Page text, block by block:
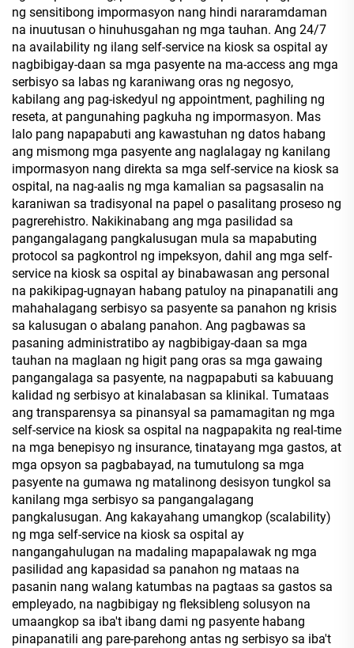
ng sensitibong impormasyon nang hindi nararamdaman
na inuutusan o hinuhusgahan ng mga tauhan. Ang 24/7
na availability ng ilang self-service na kiosk sa ospital ay
nagbibigay-daan sa mga pasyente na ma-access ang mga
serbisyo sa labas ng karaniwang oras ng negosyo,
kabilang ang pag-iskedyul ng appointment, paghiling ng
reseta, at pangunahing pagkuha ng impormasyon. Mas
lalo pang napapabuti ang kawastuhan ng datos habang
ang mismong mga pasyente ang naglalagay ng kanilang
impormasyon nang direkta sa mga self-service na kiosk sa
ospital, na nag-aalis ng mga kamalian sa pagsasalin na
karaniwan sa tradisyonal na papel o pasalitang proseso ng
pagrerehistro. Nakikinabang ang mga pasilidad sa
pangangalagang pangkalusugan mula sa mapabuting
protocol sa pagkontrol ng impeksyon, dahil ang mga self-
service na kiosk sa ospital ay binabawasan ang personal
na pakikipag-ugnayan habang patuloy na pinapanatili ang
mahahalagang serbisyo sa pasyente sa panahon ng krisis
sa kalusugan o abalang panahon. Ang pagbawas sa
pasaning administratibo ay nagbibigay-daan sa mga
tauhan na maglaan ng higit pang oras sa mga gawaing
pangangalaga sa pasyente, na nagpapabuti sa kabuuang
kalidad ng serbisyo at kinalabasan sa klinikal. Tumataas
ang transparensya sa pinansyal sa pamamagitan ng mga
self-service na kiosk sa ospital na nagpapakita ng real-time
na mga benepisyo ng insurance, tinatayang mga gastos, at
mga opsyon sa pagbabayad, na tumutulong sa mga
pasyente na gumawa ng matalinong desisyon tungkol sa
kanilang mga serbisyo sa pangangalagang
pangkalusugan. Ang kakayahang umangkop (scalability)
ng mga self-service na kiosk sa ospital ay
nangangahulugan na madaling mapapalawak ng mga
pasilidad ang kapasidad sa panahon ng mataas na
pasanin nang walang katumbas na pagtaas sa gastos sa
empleyado, na nagbibigay ng fleksibleng solusyon na
umaangkop sa iba't ibang dami ng pasyente habang
pinapanatili ang pare-parehong antas ng serbisyo sa iba't